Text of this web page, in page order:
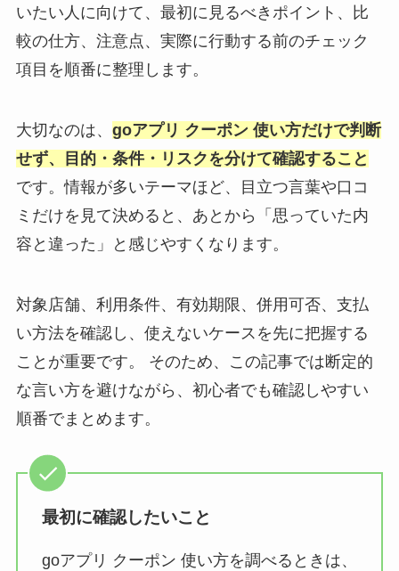
いたい人に向けて、最初に見るべきポイント、比
較の仕方、注意点、実際に行動する前のチェック
項目を順番に整理します。
大切なのは、 goアプリ クーポン 使い方だけで判断
せず、目的・条件・リスクを分けて確認すること
です。情報が多いテーマほど、目立つ言葉や口コ
ミだけを見て決めると、あとから「思っていた内
容と違った」と感じやすくなります。
対象店舗、利用条件、有効期限、併用可否、支払
い方法を確認し、使えないケースを先に把握する
ことが重要です。 そのため、この記事では断定的
な言い方を避けながら、初心者でも確認しやすい
順番でまとめます。
最初に確認したいこと
goアプリ クーポン 使い方を調べるときは、